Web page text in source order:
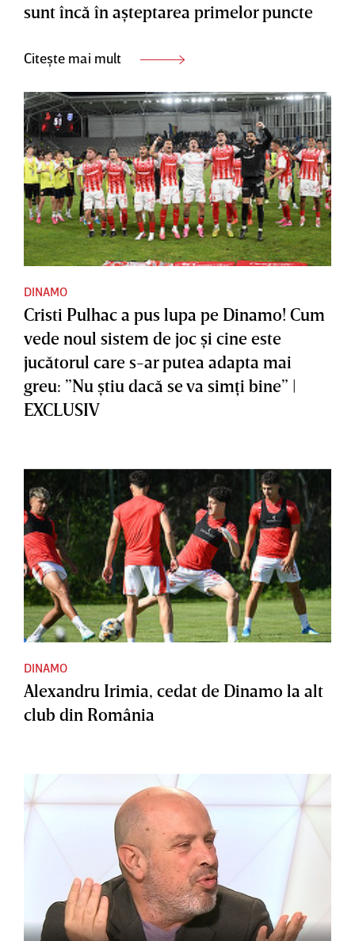
sunt încă în aşteptarea primelor puncte
Citește mai mult
DINAMO
Cristi Pulhac a pus lupa pe Dinamo! Cum
vede noul sistem de joc şi cine este
jucătorul care s-ar putea adapta mai
greu: ”Nu ştiu dacă se va simţi bine” |
EXCLUSIV
DINAMO
Alexandru Irimia, cedat de Dinamo la alt
club din România